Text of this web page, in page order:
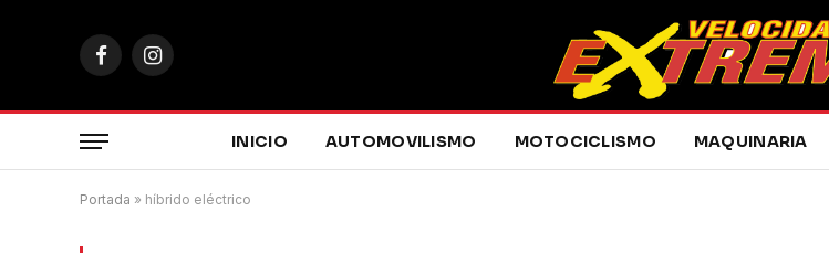
FacebookInstagram
INICIO AUTOMOVILISMO MOTOCICLISMO MAQUINARIA
Portada » híbrido eléctrico